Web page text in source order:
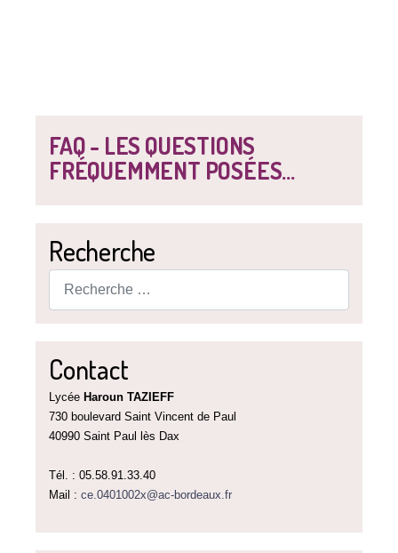
FAQ - LES QUESTIONS
FRÉQUEMMENT POSÉES...
Recherche
Contact
Lycée Haroun TAZIEFF
730 boulevard Saint Vincent de Paul
40990 Saint Paul lès Dax
Tél. : 05.58.91.33.40
Mail : ce.0401002x@ac-bordeaux.fr